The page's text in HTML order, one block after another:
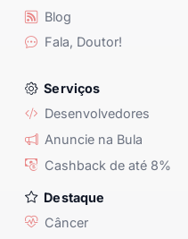
Blog
Fala, Doutor!
Serviços
Desenvolvedores
Anuncie na Bula
Cashback de até 8%
Destaque
Câncer